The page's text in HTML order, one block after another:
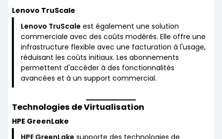
Lenovo TruScale
Lenovo TruScale est également une solution
commerciale avec des coûts modérés. Elle offre une
infrastructure flexible avec une facturation à l'usage,
réduisant les coûts initiaux. Les abonnements
permettent d'accéder à des fonctionnalités
avancées et à un support commercial.
Technologies de Virtualisation
HPE GreenLake
HPE GreenLake supporte des technologies de